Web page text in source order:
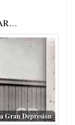
Gran Depresión